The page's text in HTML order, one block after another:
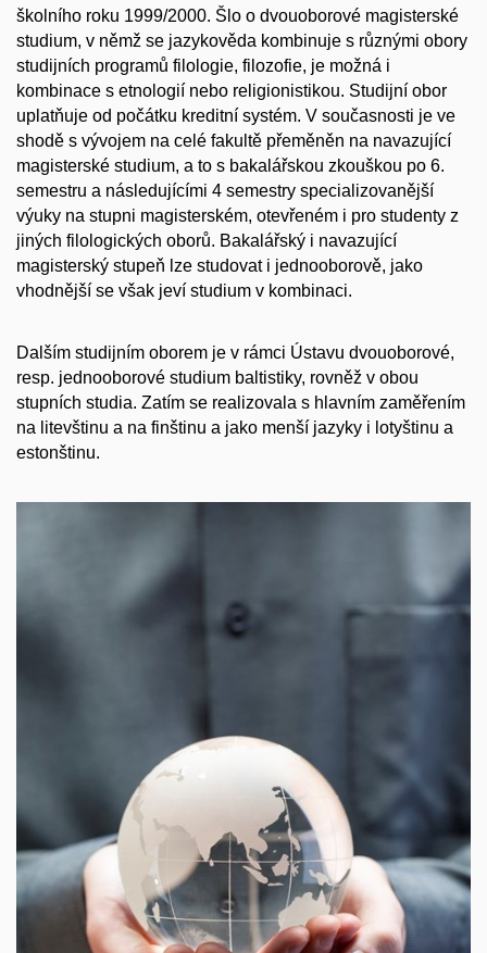
školního roku 1999/2000. Šlo o dvouoborové magisterské
studium, v němž se jazykověda kombinuje s různými obory
studijních programů filologie, filozofie, je možná i
kombinace s etnologií nebo religionistikou. Studijní obor
uplatňuje od počátku kreditní systém. V současnosti je ve
shodě s vývojem na celé fakultě přeměněn na navazující
magisterské studium, a to s bakalářskou zkouškou po 6.
semestru a následujícími 4 semestry specializovanější
výuky na stupni magisterském, otevřeném i pro studenty z
jiných filologických oborů. Bakalářský i navazující
magisterský stupeň lze studovat i jednooborově, jako
vhodnější se však jeví studium v kombinaci.
Dalším studijním oborem je v rámci Ústavu dvouoborové,
resp. jednooborové studium baltistiky, rovněž v obou
stupních studia. Zatím se realizovala s hlavním zaměřením
na litevštinu a na finštinu a jako menší jazyky i lotyštinu a
estonštinu.